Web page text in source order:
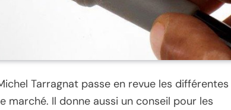
Tarragnat passe en revue les différentes
Il donne aussi un conseil pour les